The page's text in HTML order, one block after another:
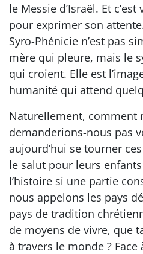
le Messie d’Israël. Et
pour exprimer son
Syro-Phénicie n’est pas
mère qui pleure, mais le
qui croient. Elle est
humanité qui attend
Naturellement, comment
demanderions-nous pas
aujourd’hui se tourner
le salut pour leurs
l’histoire si une partie
nous appelons les pays
pays de tradition
de moyens de vivre, que
à travers le monde ?